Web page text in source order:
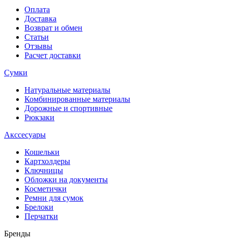
Оплата
Доставка
Возврат и обмен
Статьи
Отзывы
Расчет доставки
Сумки
Натуральные материалы
Комбинированные материалы
Дорожные и спортивные
Рюкзаки
Акссесуары
Кошельки
Картхолдеры
Ключницы
Обложки на документы
Косметички
Ремни для сумок
Брелоки
Перчатки
Бренды